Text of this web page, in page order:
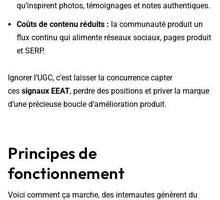
qu’inspirent photos, témoignages et notes authentiques.
Coûts de contenu réduits : la communauté produit un
flux continu qui alimente réseaux sociaux, pages produit
et SERP.
Ignorer l’UGC, c’est laisser la concurrence capter
ces signaux EEAT, perdre des positions et priver la marque
d’une précieuse boucle d’amélioration produit.
Principes de
fonctionnement
Voici comment ça marche, des internautes génèrent du